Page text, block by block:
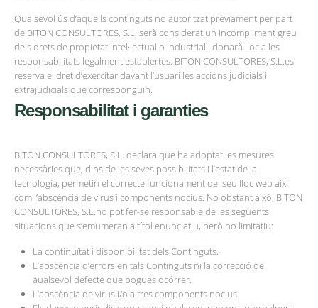
Qualsevol ús d’aquells continguts no autoritzat prèviament per part
de BITON CONSULTORES, S.L. serà considerat un incompliment greu
dels drets de propietat intel·lectual o industrial i donarà lloc a les
responsabilitats legalment establertes. BITON CONSULTORES, S.L.es
reserva el dret d’exercitar davant l’usuari les accions judicials i
extrajudicials que corresponguin.
Responsabilitat i garanties
BITON CONSULTORES, S.L. declara que ha adoptat les mesures
necessàries que, dins de les seves possibilitats i l’estat de la
tecnologia, permetin el correcte funcionament del seu lloc web així
com l’abscència de virus i components nocius. No obstant això, BITON
CONSULTORES, S.L.no pot fer-se responsable de les següents
situacions que s’emumeran a títol enunciatiu, però no limitatiu:
La continuïtat i disponibilitat dels Continguts.
L’abscència d’errors en tals Continguts ni la correcció de
aualsevol defecte que pogués ocórrer.
L’abscència de virus i/o altres components nocius.